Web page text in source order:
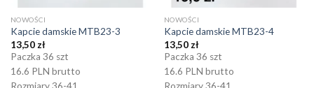
NOWOŚCI
Kapcie damskie MTB23-3
13,50 zł
Paczka 36 szt
16.6 PLN brutto
Rozmiary 36-41
NOWOŚCI
Kapcie damskie MTB23-4
13,50 zł
Paczka 36 szt
16.6 PLN brutto
Rozmiary 36-41